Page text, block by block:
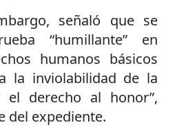
señaló que se
“humillante” en
humanos básicos
la inviolabilidad de la
el derecho al honor”,
del expediente.